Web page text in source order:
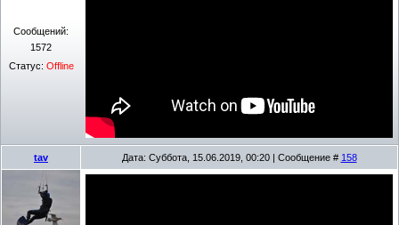
Сообщений:
1572
Статус: Offline
tav Дата: Суббота, 15.06.2019, 00:20 | Сообщение # 158